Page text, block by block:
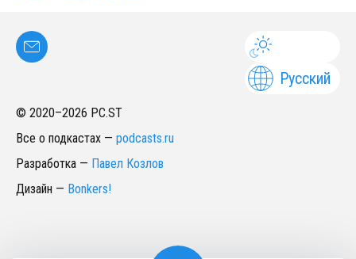
Русский
© 2020–2026 PC.ST
Все о подкастах — podcasts.ru
Разработка — Павел Козлов
Дизайн — Bonkers!